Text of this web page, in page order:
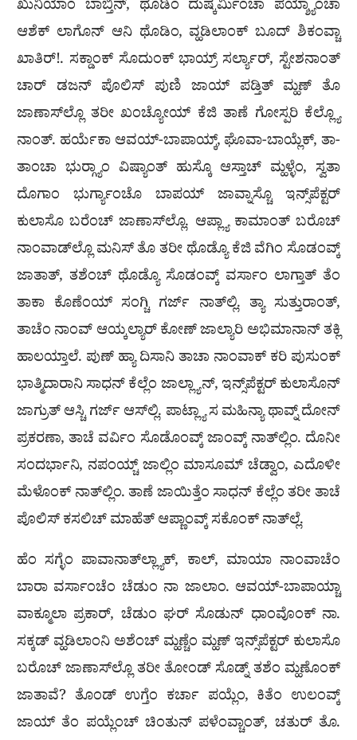
ಖುನಿಯಾಂ ಬಾಬ್ತಿನ್, ಥೊಡಿಂ ದುಷ್ಕರ್ಮಿಂಚಾ ಪಯ್ಶ್ಯಾಂಚಾ
ಆಶೆಕ್ ಲಾಗೊನ್ ಆನಿ ಥೊಡಿಂ, ವ್ಹಡಿಲಾಂಕ್‌ ಬೂದ್‌ ಶಿಕಂವ್ಚಾ
ಖಾತಿರ್!. ಸಕ್ಡಾಂಕ್ ಸೊದುಂಕ್ ಭಾಯ್ರ್ ಸರ್ಲ್ಯಾರ್, ಸ್ಟೇಶನಾಂತ್
ಚಾರ್ ಡಜನ್ ಪೊಲಿಸ್ ಪುಣಿ ಜಾಯ್ ಪಡ್ತಿತ್ ಮ್ಹಣ್ ತೊ
ಜಾಣಾಸ್‌ಲ್ಲೊ ತರೀ ಖಂಚ್ಯೋಯ್ ಕೆಜಿ ತಾಣೆ ಗೋಸ್ಪರಿ ಕೆಲ್ಲ್ಯೊ
ನಾಂತ್. ಹರ್ಯೆಕಾ ಆವಯ್-ಬಾಪಾಯ್ಕ್, ಘೊವಾ-ಬಾಯ್ಲೆಕ್, ತಾ-
ತಾಂಚಾ ಭುರ‍್ಗ್ಯಾಂ ವಿಷ್ಯಾಂತ್ ಹುಸ್ಕೊ ಆಸ್ತಾಚ್ ಮ್ಹಳ್ಳೆಂ, ಸ್ವತಾ
ದೊಗಾಂ ಭುರ್ಗ್ಯಾಂಚೊ ಬಾಪಯ್ ಜಾವ್ನಾಸ್ಚೊ ಇನ್ಸ್‌ಪೆಕ್ಟರ್
ಕುಲಾಸೊ ಬರೆಂಚ್ ಜಾಣಾಸ್‌ಲ್ಲೊ. ಆಪ್ಲ್ಯಾ ಕಾಮಾಂತ್ ಬರೊಚ್
ನಾಂವಾಡ್‌ಲ್ಲೊ ಮನಿಸ್ ತೊ ತರೀ ಥೊಡ್ಯೊ ಕೆಜಿ ವೆಗಿಂ ಸೊಡಂವ್ಕ್
ಜಾತಾತ್, ತಶೆಂಚ್ ಥೊಡ್ಯೊ ಸೊಡಂವ್ಕ್ ವರ್ಸಾಂ ಲಾಗ್ತಾತ್ ತೆಂ
ತಾಕಾ ಕೊಣೆಂಯ್ ಸಂಗ್ಚಿ ಗರ್ಜ್ ನಾತ್‌ಲ್ಲಿ. ತ್ಯಾ ಸುತ್ತುರಾಂತ್,
ತಾಚೆಂ ನಾಂವ್ ಆಯ್ಕಲ್ಯಾರ್ ಕೋಣ್ ಜಾಲ್ಯಾರಿ ಅಭಿಮಾನಾನ್ ತಕ್ಲಿ
ಹಾಲಯ್ತಾಲೆ. ಪುಣ್ ಹ್ಯಾ ದಿಸಾನಿ ತಾಚಾ ನಾಂವಾಕ್ ಕರಿ ಪುಸುಂಕ್
ಭಾತ್ಮಿದಾರಾನಿ ಸಾಧನ್ ಕೆಲ್ಲೆಂ ಜಾಲ್ಲ್ಯಾನ್, ಇನ್ಸ್‌ಪೆಕ್ಟರ್ ಕುಲಾಸೊನ್
ಜಾಗ್ರುತ್ ಆಸ್ಚಿ ಗರ್ಜ್ ಆಸ್‌ಲ್ಲಿ. ಪಾಟ್ಲ್ಯಾ ಸ ಮಹಿನ್ಯಾ ಥಾವ್ನ್ ದೋನ್
ಪ್ರಕರಣಾ, ತಾಚೆ ವರ್ವಿಂ ಸೊಡೊಂವ್ಕ್ ಜಾಂವ್ಕ್ ನಾತ್‌ಲ್ಲಿಂ. ದೊನೀ
ಸಂದರ್ಭಾನಿ, ನಪಂಯ್ಚ್ ಜಾಲ್ಲಿಂ ಮಾಸೂಮ್ ಚೆಡ್ವಾಂ, ಎದೊಳೀ
ಮೆಳೊಂಕ್ ನಾತ್‌ಲ್ಲಿಂ. ತಾಣೆ ಜಾಯಿತ್ತೆಂ ಸಾಧನ್ ಕೆಲ್ಲೆಂ ತರೀ ತಾಚೆ
ಪೊಲಿಸ್ ಕಸಲಿಚ್ ಮಾಹೆತ್ ಆಪ್ಣಾಂವ್ಕ್ ಸಕೊಂಕ್ ನಾತ್‌ಲ್ಲೆ.
ಹೆಂ ಸಗ್ಳೆಂ ಪಾವಾನಾತ್‌ಲ್ಲ್ಯಾಕ್, ಕಾಲ್, ಮಾಯಾ ನಾಂವಾಚೆಂ
ಬಾರಾ ವರ್ಸಾಂಚೆಂ ಚೆಡುಂ ನಾ ಜಾಲಾಂ. ಆವಯ್-ಬಾಪಾಯ್ಚಾ
ವಾಕ್ಮೂಲಾ ಪ್ರಕಾರ್, ಚೆಡುಂ ಘರ್ ಸೊಡುನ್ ಧಾಂವೊಂಕ್ ನಾ.
ಸಕ್ಕಡ್ ವ್ಹಡಿಲಾಂನಿ ಅಶೆಂಚ್ ಮ್ಹಣ್ಚೆಂ ಮ್ಹಣ್ ಇನ್ಸ್‌ಪೆಕ್ಟರ್ ಕುಲಾಸೊ
ಬರೊಚ್ ಜಾಣಾಸ್‌ಲ್ಲೊ ತರೀ ತೋಂಡ್ ಸೊಡ್ನ್ ತಶೆಂ ಮ್ಹಣೊಂಕ್
ಜಾತಾವೆ? ತೊಂಡ್ ಉಗ್ತೆಂ ಕರ್ಚಾ ಪಯ್ಲೆಂ, ಕಿತೆಂ ಉಲಂವ್ಕ್
ಜಾಯ್ ತೆಂ ಪಯ್ಲೆಂಚ್ ಚಿಂತುನ್ ಪಳೆಂವ್ಚಾಂತ್, ಚತುರ್ ತೊ.